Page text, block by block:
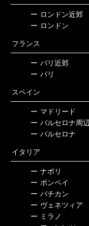
ー ロンドン近郊
ー ロンドン
フランス
ー パリ近郊
ー パリ
スペイン
ー マドリード
ー バルセロナ周辺
ー バルセロナ
イタリア
ー ナポリ
ー ポンペイ
ー バチカン
ー ヴェネツィア
ー ミラノ